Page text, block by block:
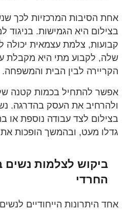
אחת הסיבות המרכזיות לכך
בצילום היא הגמישות. בניגוד
קבועות, צלמת עצמאית יכולה
שלה, לקבוע מתי היא מקבלת
הקריירה לבין הבית והמשפחה.
אפשר להתחיל בכמות קטנה של
ולהרחיב את העסק בהדרגה.
בצילום לצד עבודה נוספת או
גדלו מעט, ובהמשך הופכות את
ביקוש לצלמות נשים
החרדי
אחד היתרונות הייחודיים